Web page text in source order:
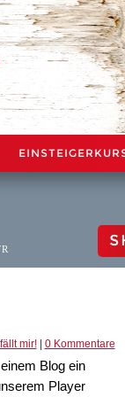
mir!| 0 Kommentare
Blog ein
Player